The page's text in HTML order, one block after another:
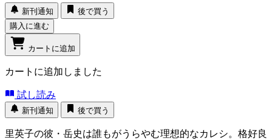
新刊通知
後で買う
購入に進む
カートに追加
カートに追加しました
試し読み
新刊通知 後で買う
里英子の彼・岳史は誰もがうらやむ理想的なカレシ。格好良